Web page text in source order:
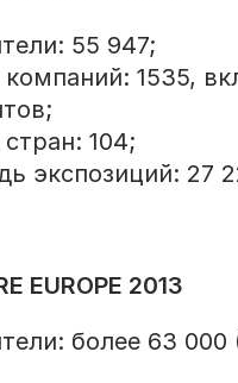
55 947;
1535,
104;
экспозиций: 27
EUROPE 2013
более 63 000